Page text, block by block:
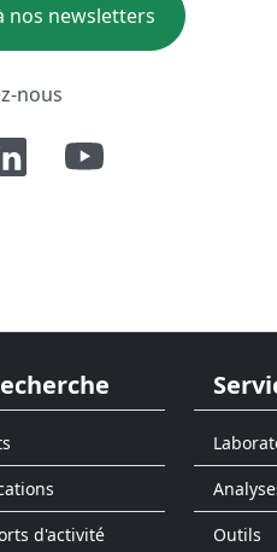
nos newsletters
nous
d'activité
Outils